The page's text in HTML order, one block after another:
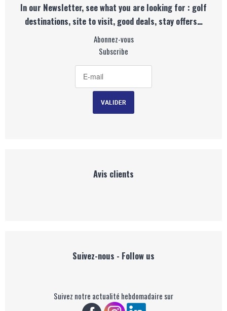
In our Newsletter, see what you are looking for : golf
destinations, site to visit, good deals, stay offers…
Abonnez-vous
Subscribe
Avis clients
Suivez-nous - Follow us
Suivez notre actualité hebdomadaire sur